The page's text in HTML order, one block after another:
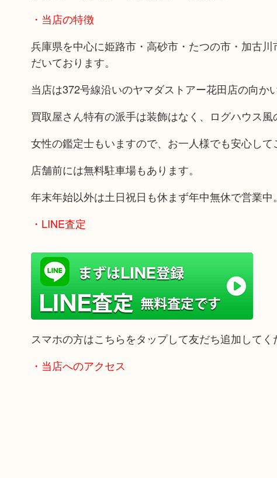
・当店の特徴
兵庫県を中心に姫路市・高砂市・たつの市・加古
だいております。
当店は372号線沿いのヤマダストアー花田店の向か
買取屋さん特有の派手は装飾はなく、ログハウス
女性の鑑定士もいますので、お一人様でも安心して
店舗前には無料駐車場もあります。
年末年始以外は土日祝日も休まず年中無休で営業中。
・LINE査定
スマホの方はこちらをタップして友だち追加してく
・当店へのアクセス